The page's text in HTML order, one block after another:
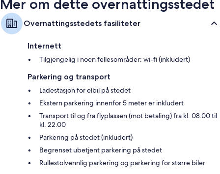
Mer om dette overnattingsstedet
Overnattingsstedets fasiliteter
Internett
Tilgjengelig i noen fellesområder: wi-fi (inkludert)
Parkering og transport
Ladestasjon for elbil på stedet
Ekstern parkering innenfor 5 meter er inkludert
Transport til og fra flyplassen (mot betaling) fra kl. 08.00 til
kl. 22.00
Parkering på stedet (inkludert)
Begrenset ubetjent parkering på stedet
Rullestolvennlig parkering og parkering for større biler